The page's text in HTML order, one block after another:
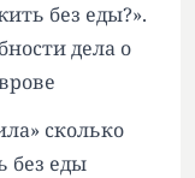
без еды?».
дела о
сколько
без еды